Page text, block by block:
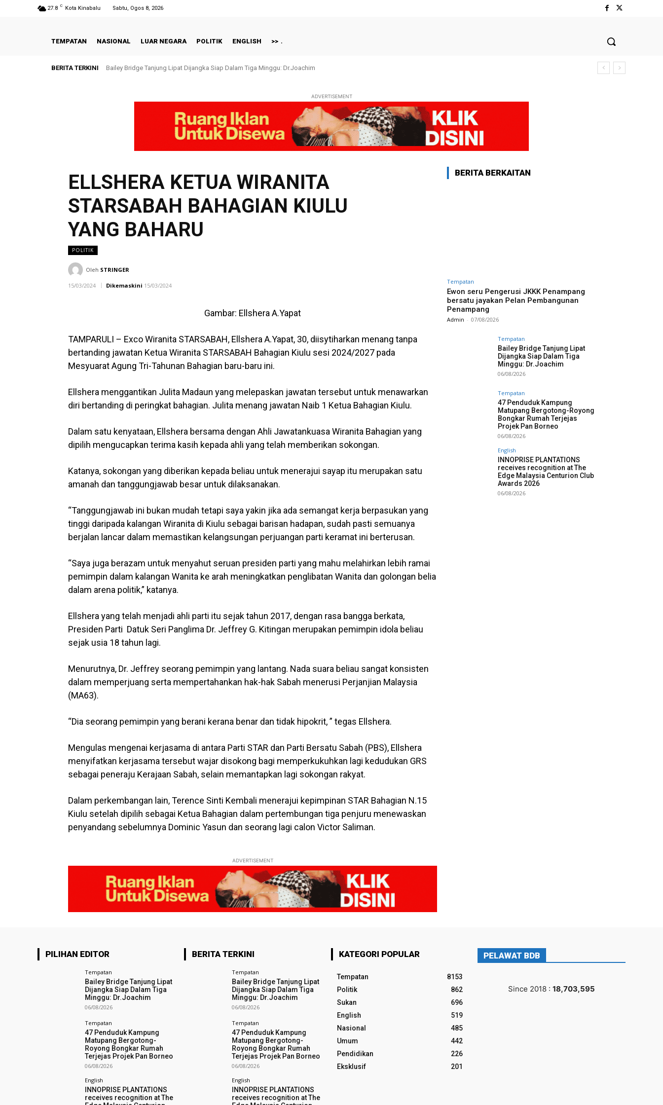
27.8 C Kota Kinabalu Sabtu, Ogos 8, 2026
TEMPATAN NASIONAL LUAR NEGARA POLITIK ENGLISH >>
BERITA TERKINI Bailey Bridge Tanjung Lipat Dijangka Siap Dalam Tiga Minggu: Dr.Joachim
ADVERTISEMENT
ELLSHERA KETUA WIRANITA
STARSABAH BAHAGIAN KIULU
YANG BAHARU
POLITIK
Oleh STRINGER
15/03/2024 Dikemaskini 15/03/2024
Gambar: Ellshera A.Yapat
TAMPARULI – Exco Wiranita STARSABAH, Ellshera A.Yapat, 30, diisytiharkan menang tanpa
bertanding jawatan Ketua Wiranita STARSABAH Bahagian Kiulu sesi 2024/2027 pada
Mesyuarat Agung Tri-Tahunan Bahagian baru-baru ini.
Ellshera menggantikan Julita Madaun yang melepaskan jawatan tersebut untuk menawarkan
diri bertanding di peringkat bahagian. Julita menang jawatan Naib 1 Ketua Bahagian Kiulu.
Dalam satu kenyataan, Ellshera bersama dengan Ahli Jawatankuasa Wiranita Bahagian yang
dipilih mengucapkan terima kasih kepada ahli yang telah memberikan sokongan.
Katanya, sokongan yang diberikan kepada beliau untuk menerajui sayap itu merupakan satu
amanah dan tanggungjawab besar untuk dilaksanakan.
“Tanggungjawab ini bukan mudah tetapi saya yakin jika ada semangat kerja berpasukan yang
tinggi daripada kalangan Wiranita di Kiulu sebagai barisan hadapan, sudah pasti semuanya
berjalan lancar dalam memastikan kelangsungan perjuangan parti keramat ini berterusan.
“Saya juga berazam untuk menyahut seruan presiden parti yang mahu melahirkan lebih ramai
pemimpin dalam kalangan Wanita ke arah meningkatkan penglibatan Wanita dan golongan belia
dalam arena politik,” katanya.
Ellshera yang telah menjadi ahli parti itu sejak tahun 2017, dengan rasa bangga berkata,
Presiden Parti Datuk Seri Panglima Dr. Jeffrey G. Kitingan merupakan pemimpin idola beliau
sejak usia 18 tahun lagi.
Menurutnya, Dr. Jeffrey seorang pemimpin yang lantang. Nada suara beliau sangat konsisten
dalam memperjuang serta mempertahankan hak-hak Sabah menerusi Perjanjian Malaysia
(MA63).
“Dia seorang pemimpin yang berani kerana benar dan tidak hipokrit, ” tegas Ellshera.
Mengulas mengenai kerjasama di antara Parti STAR dan Parti Bersatu Sabah (PBS), Ellshera
menyifatkan kerjasama tersebut wajar disokong bagi memperkukuhkan lagi kedudukan GRS
sebagai peneraju Kerajaan Sabah, selain memantapkan lagi sokongan rakyat.
Dalam perkembangan lain, Terence Sinti Kembali menerajui kepimpinan STAR Bahagian N.15
Kiulu setelah dipilih sebagai Ketua Bahagian dalam pertembungan tiga penjuru menewaskan
penyandang sebelumnya Dominic Yasun dan seorang lagi calon Victor Saliman.
ADVERTISEMENT
BERITA BERKAITAN
Tempatan
Ewon seru Pengerusi JKKK Penampang
bersatu jayakan Pelan Pembangunan
Penampang
Admin - 07/08/2026
Tempatan
Bailey Bridge Tanjung Lipat
Dijangka Siap Dalam Tiga
Minggu: Dr.Joachim
06/08/2026
Tempatan
47 Penduduk Kampung
Matupang Bergotong-Royong
Bongkar Rumah Terjejas
Projek Pan Borneo
06/08/2026
English
INNOPRISE PLANTATIONS
receives recognition at The
Edge Malaysia Centurion Club
Awards 2026
06/08/2026
PILIHAN EDITOR
Tempatan
Bailey Bridge Tanjung Lipat
Dijangka Siap Dalam Tiga
Minggu: Dr.Joachim
06/08/2026
Tempatan
47 Penduduk Kampung
Matupang Bergotong-
Royong Bongkar Rumah
Terjejas Projek Pan Borneo
06/08/2026
English
INNOPRISE PLANTATIONS
receives recognition at The
BERITA TERKINI
Tempatan
Bailey Bridge Tanjung Lipat
Dijangka Siap Dalam Tiga
Minggu: Dr.Joachim
06/08/2026
Tempatan
47 Penduduk Kampung
Matupang Bergotong-
Royong Bongkar Rumah
Terjejas Projek Pan Borneo
06/08/2026
English
INNOPRISE PLANTATIONS
receives recognition at The
KATEGORI POPULAR
Tempatan
8153
Politik
862
Sukan
696
English
519
Nasional
485
Umum
442
Pendidikan
226
Eksklusif
201
PELAWAT BDB
Since 2018 : 18,703,595